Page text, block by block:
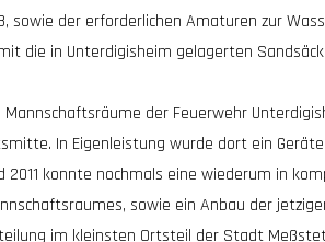
sowie der erforderlichen Amaturen zur
die in Unterdigisheim gelagerten
Mannschaftsräume der Feuerwehr
In Eigenleistung wurde dort ein
2011 konnte nochmals eine wiederum in
sowie ein Anbau der
im kleinsten Ortsteil der Stadt